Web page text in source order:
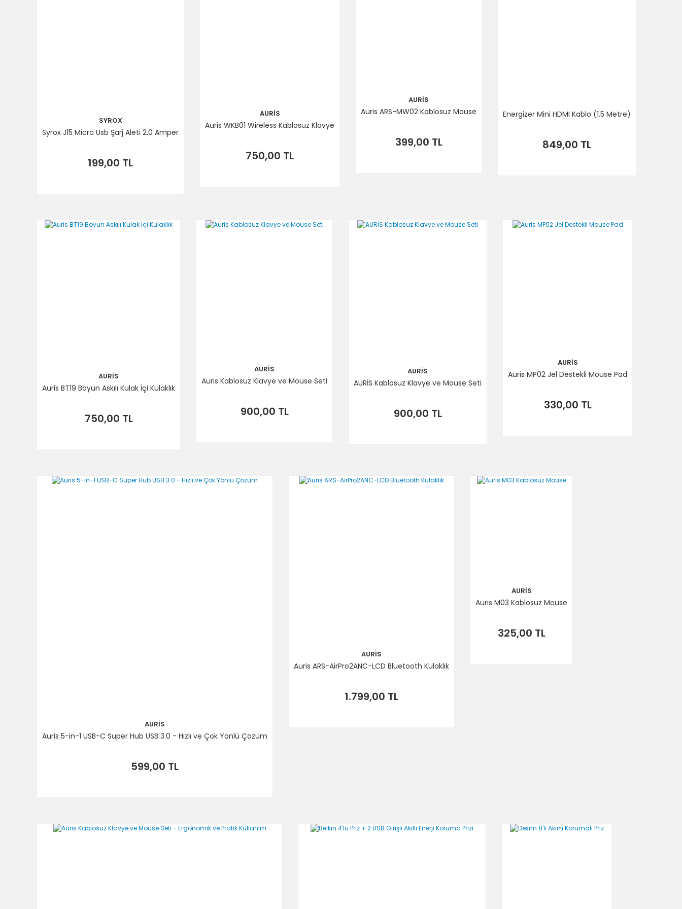
SYROX
Syrox J15 Micro Usb Şarj Aleti 2.0 Amper
199,00 TL
AURİS
Auris WKB01 Wireless Kablosuz Klavye
750,00 TL
AURİS
Auris ARS-MW02 Kablosuz Mouse
399,00 TL
Energizer Mini HDMI Kablo (1.5 Metre)
849,00 TL
AURİS
Auris BT19 Boyun Askılı Kulak İçi Kulaklık
750,00 TL
AURİS
Auris Kablosuz Klavye ve Mouse Seti
900,00 TL
AURİS
AURİS Kablosuz Klavye ve Mouse Seti
900,00 TL
AURİS
Auris MP02 Jel Destekli Mouse Pad
330,00 TL
AURİS
Auris 5-in-1 USB-C Super Hub USB 3.0 - Hızlı ve Çok Yönlü Çözüm
599,00 TL
AURİS
Auris ARS-AirPro2ANC-LCD Bluetooth Kulaklık
1.799,00 TL
AURİS
Auris M03 Kablosuz Mouse
325,00 TL